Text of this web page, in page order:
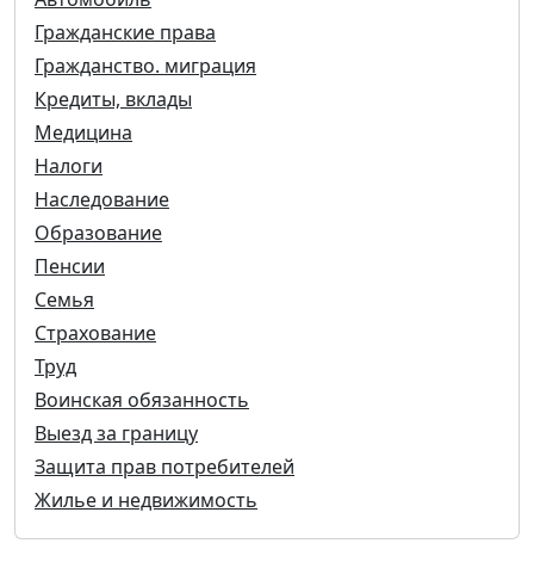
Гражданские права
Гражданство. миграция
Кредиты, вклады
Медицина
Налоги
Наследование
Образование
Пенсии
Семья
Страхование
Труд
Воинская обязанность
Выезд за границу
Защита прав потребителей
Жилье и недвижимость